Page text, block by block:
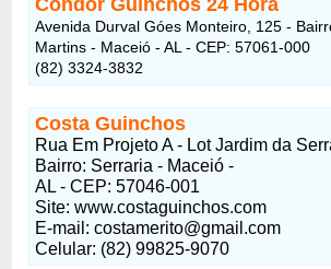
Avenida Durval Góes Monteiro, 125 -
Martins - Maceió - AL - CEP: 57061-000
(82) 3324-3832
Costa Guinchos
Rua Em Projeto A - Lot Jardim da
Bairro: Serraria - Maceió -
AL - CEP: 57046-001
Site: www.costaguinchos.com
E-mail:costamerito@gmail.com
Celular: (82) 99825-9070